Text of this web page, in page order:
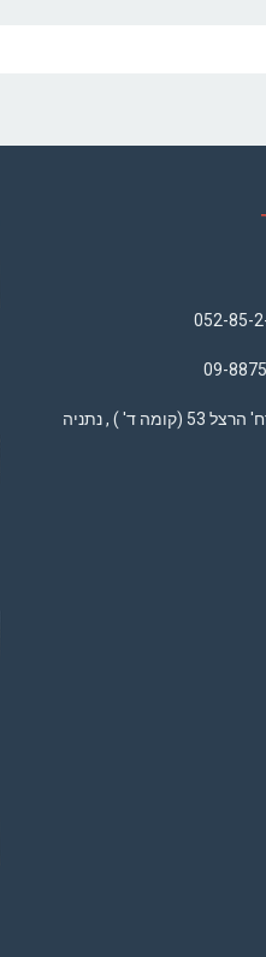
53 (קומה ד' ) , נתניה